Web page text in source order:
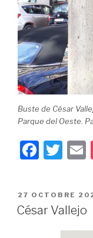
Buste de César
Parque del Oeste.
F
c
e
T
tt
er
PUBLIÉ
LE
27 OCTOBRE
César Vallejo